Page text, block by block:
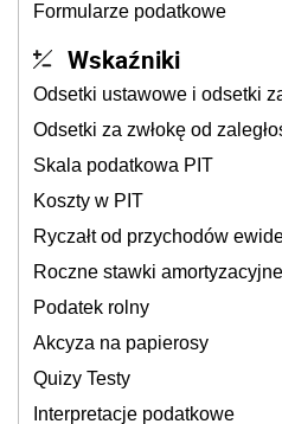
Formularze podatkowe
Wskaźniki
Odsetki ustawowe i odsetki
Odsetki za zwłokę od
Skala podatkowa PIT
Koszty w PIT
Ryczałt od przychodów
Roczne stawki amortyzacyjne
Podatek rolny
Akcyza na papierosy
Quizy Testy
Interpretacje podatkowe